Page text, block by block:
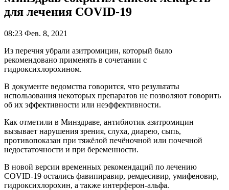
для лечения COVID-19
08:23 Фев. 8, 2021
Из перечня убрали азитромицин, который было
рекомендовано применять в сочетании с
гидроксихлорохином.
В документе ведомства говорится, что результаты
использования некоторых препаратов не позволяют говорить
об их эффективности или неэффективности.
Как отметили в Минздраве, антибиотик азитромицин
вызывает нарушения зрения, слуха, диарею, сыпь,
противопоказан при тяжёлой печёночной или почечной
недостаточности и при беременности.
В новой версии временных рекомендаций по лечению
COVID-19 остались фавипиравир, ремдесивир, умифеновир,
гидроксихлорохин, а также интерферон-альфа.